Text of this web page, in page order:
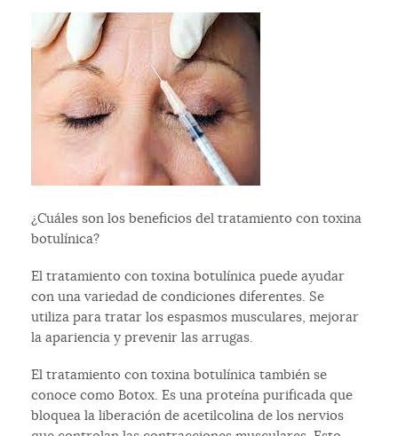
¿Cuáles son los beneficios del tratamiento con toxina
botulínica?
El tratamiento con toxina botulínica puede ayudar
con una variedad de condiciones diferentes. Se
utiliza para tratar los espasmos musculares, mejorar
la apariencia y prevenir las arrugas.
El tratamiento con toxina botulínica también se
conoce como Botox. Es una proteína purificada que
bloquea la liberación de acetilcolina de los nervios